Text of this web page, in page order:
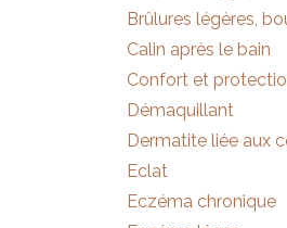
Brûlures légères,
Calin après le bain
Confort et
Démaquillant
Dermatite liée aux
Eclat
Eczéma chronique